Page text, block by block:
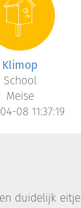
Klimop
School
Meise
08 11:37:19
duidelijk eitje